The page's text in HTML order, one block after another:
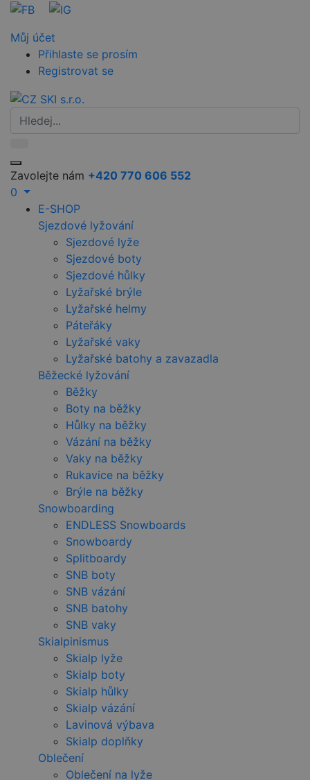
Můj účet
Přihlaste se prosím
Registrovat se
Zavolejte nám +420 770 606 552
0
E-SHOP
Sjezdové lyžování
Sjezdové lyže
Sjezdové boty
Sjezdové hůlky
Lyžařské brýle
Lyžařské helmy
Páteřáky
Lyžařské vaky
Lyžařské batohy a zavazadla
Běžecké lyžování
Běžky
Boty na běžky
Hůlky na běžky
Vázání na běžky
Vaky na běžky
Rukavice na běžky
Brýle na běžky
Snowboarding
ENDLESS Snowboards
Snowboardy
Splitboardy
SNB boty
SNB vázání
SNB batohy
SNB vaky
Skialpinismus
Skialp lyže
Skialp boty
Skialp hůlky
Skialp vázání
Lavinová výbava
Skialp doplňky
Oblečení
Oblečení na lyže